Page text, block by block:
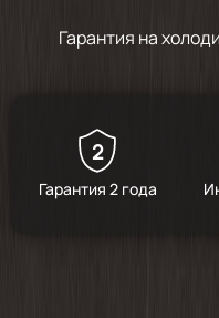
Гарантия на
2
Гарантия 2 года